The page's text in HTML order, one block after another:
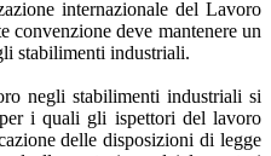
internazionale del Lavoro
convenzione deve mantenere un
stabilimenti industriali.
negli stabilimenti industriali si
i quali gli ispettori del lavoro
delle disposizioni di legge